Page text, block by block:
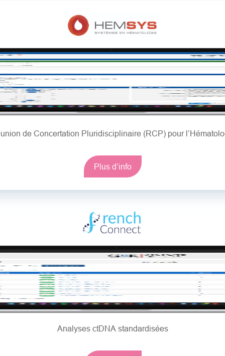
de Concertation Pluridisciplinaire (RCP) pour
Plus d’info
Analyses ctDNA standardisées